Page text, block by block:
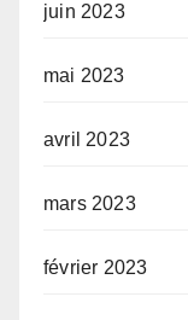
juin 2023
mai 2023
avril 2023
mars 2023
février 2023